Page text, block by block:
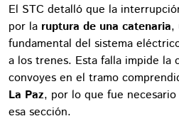
El STC detalló que la
por la ruptura de una catenaria,
fundamental del sistema
a los trenes. Esta falla impide la
convoyes en el tramo
La Paz, por lo que fue
esa sección.